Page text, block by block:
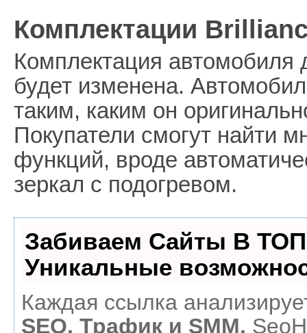
Комплектации
Комплектация автомобиля
будет изменена.
таким, каким он
Покупатели смогут найти
функций, вроде
зеркал с подогревом.
Забиваем Сайты В
Уникальные
Каждая ссылка
SEO, Трафик и SMM.